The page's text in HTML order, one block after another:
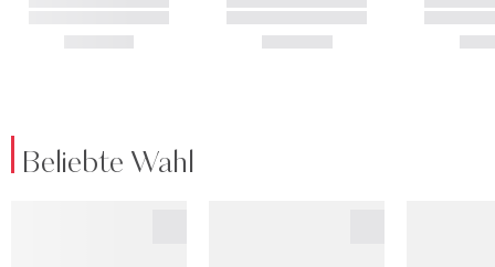
Beliebte Wahl